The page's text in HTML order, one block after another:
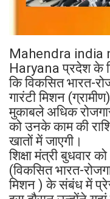
Mahendra india
Haryana प्रदेश के
कि विकसित भारत-
गारंटी मिशन
मुकाबले अधिक
को उनके काम की
खातों में जाएगी।
शिक्षा मंत्री बुधवार
(विकसित भारत-
मिशन ) के संबंध में